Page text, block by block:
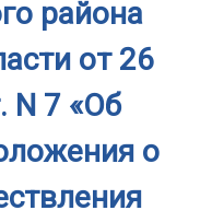
района
от 26
N 7 «Об
о